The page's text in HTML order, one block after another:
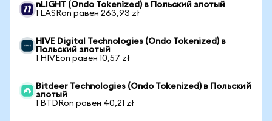
nLIGHT (Ondo Tokenized) в Польский злотый
1 LASRon равен 263,93 zł
HIVE Digital Technologies (Ondo Tokenized) в
Польский злотый
1 HIVEon равен 10,57 zł
Bitdeer Technologies (Ondo Tokenized) в Польский
злотый
1 BTDRon равен 40,21 zł